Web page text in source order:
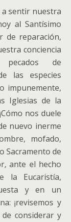
a sentir nuestra
al Santísimo
de reparación,
conciencia
de
las especies
impunemente,
Iglesias de la
nos duele
nuevo inerme
mofado,
Sacramento de
ante el hecho
la Eucaristía,
y en un
¡revisemos y
considerar y